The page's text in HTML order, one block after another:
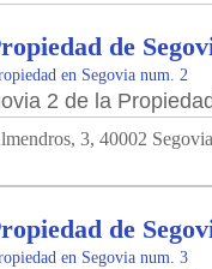
de
en Segovia num. 2
2 de la
3, 40002
de
en Segovia num. 3